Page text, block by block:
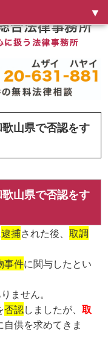
山県で否認をす
山県で否認をす
逮捕された後、取調
事件に関与したとい
ません。
否認しましたが、取
供を求めてきま